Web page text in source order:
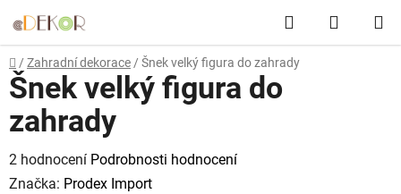
na
obsah
Hledat
KOŠÍK
Domů
/ Zahradní dekorace / Šnek velký figura do zahrady
Šnek velký figura do
zahrady
Průměrné
hodnocení
2 hodnocení Podrobnosti hodnocení
Značka: Prodex Import